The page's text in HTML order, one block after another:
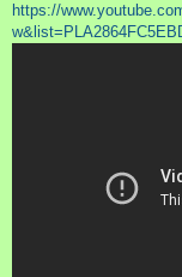
https://